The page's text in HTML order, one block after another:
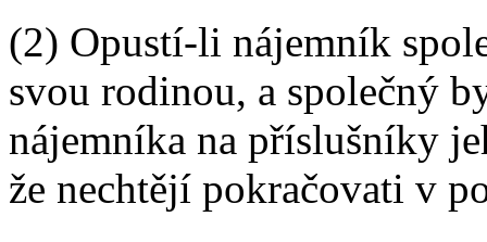
(2) Opustí-li nájemník
svou rodinou, a společný
nájemníka na příslušníky
že nechtějí pokračovati v